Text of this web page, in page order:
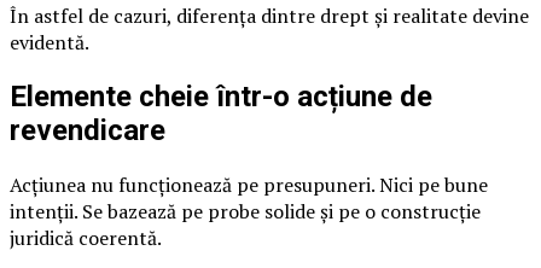
În astfel de cazuri, diferența dintre drept și realitate devine
evidentă.
Elemente cheie într-o acțiune de
revendicare
Acțiunea nu funcționează pe presupuneri. Nici pe bune
intenții. Se bazează pe probe solide și pe o construcție
juridică coerentă.